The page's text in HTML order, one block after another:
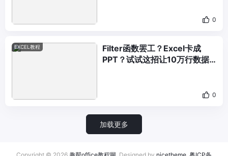
0
EXCEL教程
Filter函数罢工？Excel卡成
PPT？试试这招让10万行数据
0
加载更多